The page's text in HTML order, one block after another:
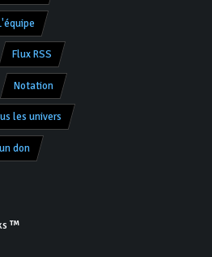
Flux RSS
Notation
les univers
don
™